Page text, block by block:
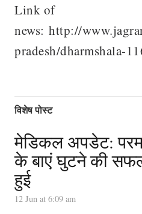
Link of
news: http://
pradesh/dharmshala-
विशेष पोस्ट
मेडिकल अपडेट: परम
के बाएं घुटने की
हुई
12 Jun at 6:09 am